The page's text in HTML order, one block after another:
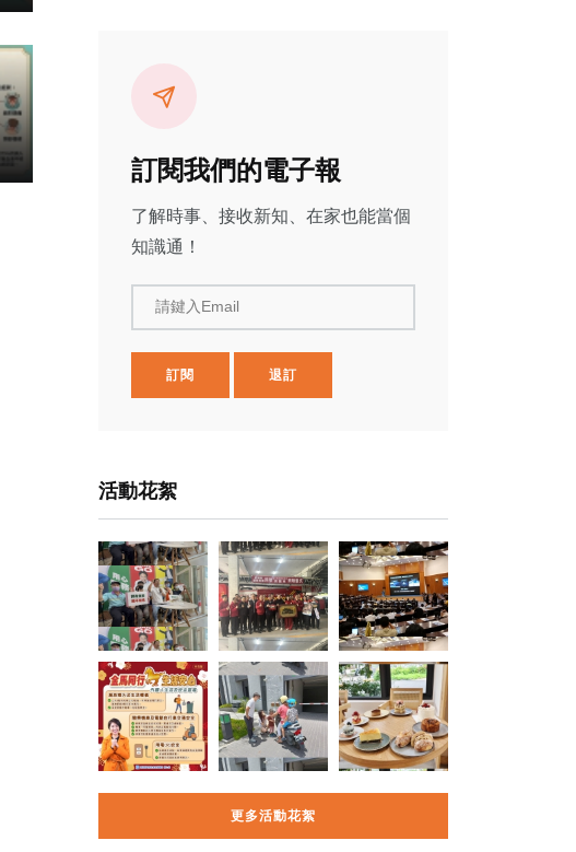
訂閱我們的電子報
了解時事、接收新知、在家也能當個
知識通！
請鍵入Email
訂閱 退訂
活動花絮
更多活動花絮